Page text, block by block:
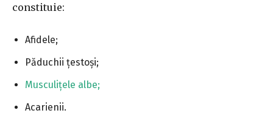
constituie:
Afidele;
Păduchii țestoși;
Musculițele albe;
Acarienii.